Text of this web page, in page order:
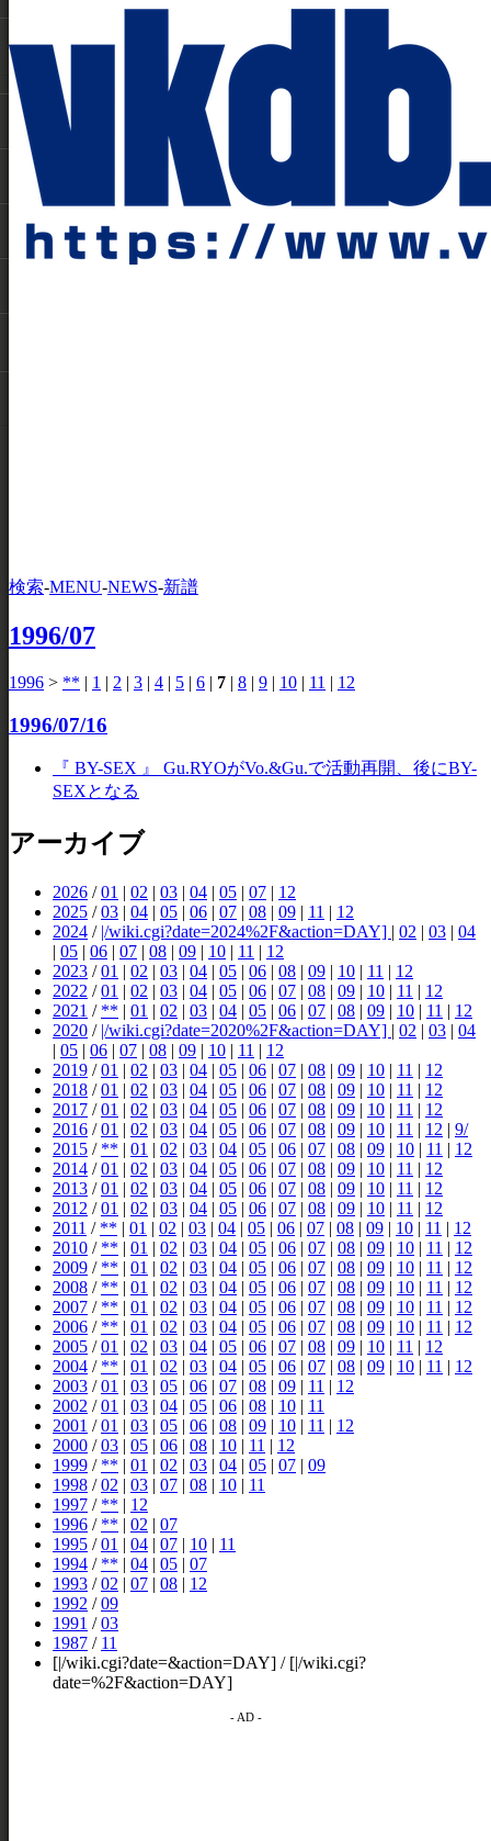
検索-MENU-NEWS-新譜
1996/07
1996 > ** | 1 | 2 | 3 | 4 | 5 | 6 | 7 | 8 | 9 | 10 | 11 | 12
1996/07/16
『 BY-SEX 』 Gu.RYOがVo.&Gu.で活動再開、後にBY-
SEXとなる
アーカイブ
2026 /01 | 02 | 03 | 04 | 05 | 07 | 12
2025 /03 | 04 | 05 | 06 | 07 | 08 | 09 | 11 | 12
2024 / |/wiki.cgi?date=2024%2F&action=DAY] | 02 | 03 | 04
| 05 | 06 | 07 | 08 | 09 | 10 | 11 | 12
2023 /01 | 02 | 03 | 04 | 05 | 06 | 08 | 09 | 10 | 11 | 12
2022 /01 | 02 | 03 | 04 | 05 | 06 | 07 | 08 | 09 | 10 | 11 | 12
2021 / ** | 01 | 02 | 03 | 04 | 05 | 06 | 07 | 08 | 09 | 10 | 11 | 12
2020 / |/wiki.cgi?date=2020%2F&action=DAY] | 02 | 03 | 04
| 05 | 06 | 07 | 08 | 09 | 10 | 11 | 12
2019 /01 | 02 | 03 | 04 | 05 | 06 | 07 | 08 | 09 | 10 | 11 | 12
2018 /01 | 02 | 03 | 04 | 05 | 06 | 07 | 08 | 09 | 10 | 11 | 12
2017 /01 | 02 | 03 | 04 | 05 | 06 | 07 | 08 | 09 | 10 | 11 | 12
2016 /01 | 02 | 03 | 04 | 05 | 06 | 07 | 08 | 09 | 10 | 11 | 12 | 9/
2015 / ** | 01 | 02 | 03 | 04 | 05 | 06 | 07 | 08 | 09 | 10 | 11 | 12
2014 /01 | 02 | 03 | 04 | 05 | 06 | 07 | 08 | 09 | 10 | 11 | 12
2013 /01 | 02 | 03 | 04 | 05 | 06 | 07 | 08 | 09 | 10 | 11 | 12
2012 /01 | 02 | 03 | 04 | 05 | 06 | 07 | 08 | 09 | 10 | 11 | 12
2011 / ** | 01 | 02 | 03 | 04 | 05 | 06 | 07 | 08 | 09 | 10 | 11 | 12
2010 / ** | 01 | 02 | 03 | 04 | 05 | 06 | 07 | 08 | 09 | 10 | 11 | 12
2009 / ** | 01 | 02 | 03 | 04 | 05 | 06 | 07 | 08 | 09 | 10 | 11 | 12
2008 / ** | 01 | 02 | 03 | 04 | 05 | 06 | 07 | 08 | 09 | 10 | 11 | 12
2007 / ** | 01 | 02 | 03 | 04 | 05 | 06 | 07 | 08 | 09 | 10 | 11 | 12
2006 / ** | 01 | 02 | 03 | 04 | 05 | 06 | 07 | 08 | 09 | 10 | 11 | 12
2005 /01 | 02 | 03 | 04 | 05 | 06 | 07 | 08 | 09 | 10 | 11 | 12
2004 / ** | 01 | 02 | 03 | 04 | 05 | 06 | 07 | 08 | 09 | 10 | 11 | 12
2003 /01 | 03 | 05 | 06 | 07 | 08 | 09 | 11 | 12
2002 /01 | 03 | 04 | 05 | 06 | 08 | 10 | 11
2001 /01 | 03 | 05 | 06 | 08 | 09 | 10 | 11 | 12
2000 /03 | 05 | 06 | 08 | 10 | 11 | 12
1999 / ** | 01 | 02 | 03 | 04 | 05 | 07 | 09
1998 /02 | 03 | 07 | 08 | 10 | 11
1997 / ** | 12
1996 / ** | 02 | 07
1995 /01 | 04 | 07 | 10 | 11
1994 / ** | 04 | 05 | 07
1993 /02 | 07 | 08 | 12
1992 /09
1991 /03
1987 / 11
[|/wiki.cgi?date=&action=DAY] / [|/wiki.cgi?
date=%2F&action=DAY]
- AD -